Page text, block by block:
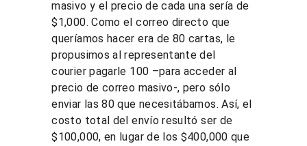
masivo y el precio de cada una sería de
$1,000. Como el correo directo que
queríamos hacer era de 80 cartas, le
propusimos al representante del
courier pagarle 100 –para acceder al
precio de correo masivo-, pero sólo
enviar las 80 que necesitábamos. Así, el
costo total del envío resultó ser de
$100,000, en lugar de los $400,000 que